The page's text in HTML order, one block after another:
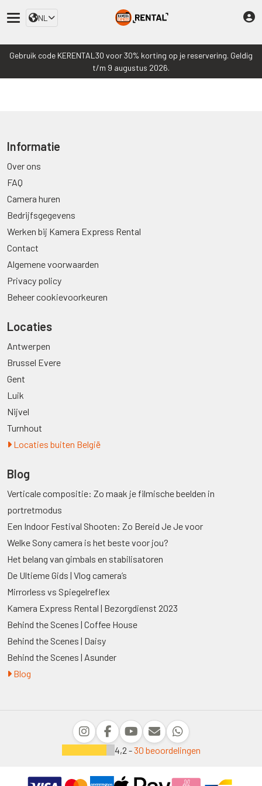
NL
Gebruik code KERENTAL30 voor 30% korting op je reservering. Geldig
t/m 9 augustus 2026.
Informatie
Over ons
FAQ
Camera huren
Bedrijfsgegevens
Werken bij Kamera Express Rental
Contact
Algemene voorwaarden
Privacy policy
Beheer cookievoorkeuren
Locaties
Antwerpen
Brussel Evere
Gent
Luik
Nijvel
Turnhout
Locaties buiten België
Blog
Verticale compositie: Zo maak je filmische beelden in
portretmodus
Een Indoor Festival Shooten: Zo Bereid Je Je voor
Welke Sony camera is het beste voor jou?
Het belang van gimbals en stabilisatoren
De Ultieme Gids | Vlog camera’s
Mirrorless vs Spiegelreflex
Kamera Express Rental | Bezorgdienst 2023
Behind the Scenes | Coffee House
Behind the Scenes | Daisy
Behind the Scenes | Asunder
Blog
4,2 -30 beoordelingen